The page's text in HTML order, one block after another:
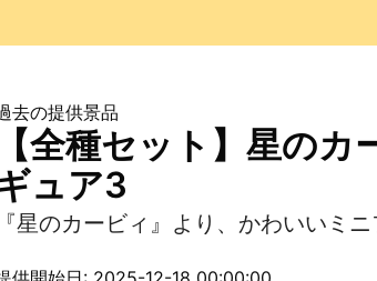
去の提供景品
【全種セット】星の
ュア3
『星のカービィ』より、かわいいミ